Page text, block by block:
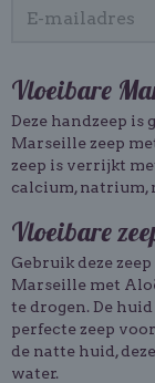
Vloeibare
Deze handzeep
Marseille zeep
zeep is verrijkt
calcium, natrium,
Vloeibare
Gebruik deze
Marseille met
te drogen. De
perfecte zeep
de natte huid,
water.